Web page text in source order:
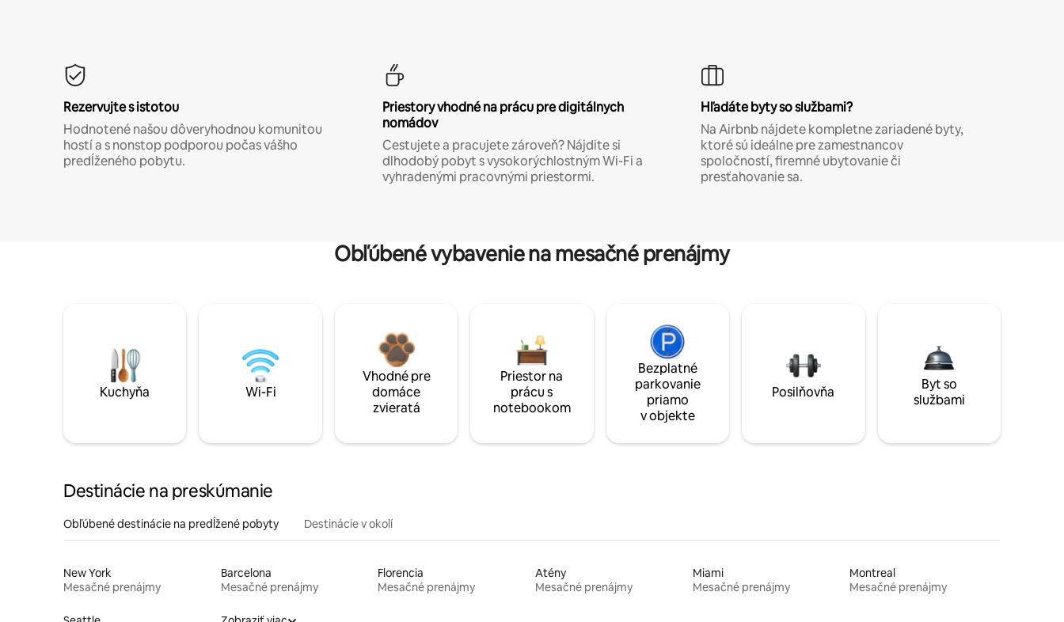
Rezervujte s istotou
Hodnotené našou dôveryhodnou komunitou
hostí a s nonstop podporou počas vášho
predĺženého pobytu.
Priestory vhodné na prácu pre digitálnych
nomádov
Cestujete a pracujete zároveň? Nájdite si
dlhodobý pobyt s vysokorýchlostným Wi-Fi a
vyhradenými pracovnými priestormi.
Hľadáte byty so službami?
Na Airbnb nájdete kompletne zariadené byty,
ktoré sú ideálne pre zamestnancov
spoločností, firemné ubytovanie či
presťahovanie sa.
Obľúbené vybavenie na mesačné prenájmy
Kuchyňa Wi-Fi
Vhodné pre
domáce
zvieratá
Priestor na
prácu s
notebookom
Bezplatné
parkovanie
priamo
v objekte
Posilňovňa
Byt so
službami
Destinácie na preskúmanie
Obľúbené destinácie na predĺžené pobyty Destinácie v okolí
New York
Mesačné prenájmy
Barcelona
Mesačné prenájmy
Florencia
Mesačné prenájmy
Atény
Mesačné prenájmy
Miami
Mesačné prenájmy
Montreal
Mesačné prenájmy